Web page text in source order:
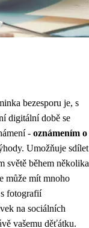
bezesporu je, s
digitální době se
- oznámením o
Umožňuje sdílet
světě během několika
může mít mnoho
fotografií
na sociálních
vašemu děťátku.